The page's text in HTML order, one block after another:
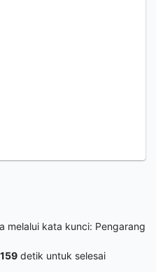
melalui kata kunci: Pengarang
detik untuk selesai